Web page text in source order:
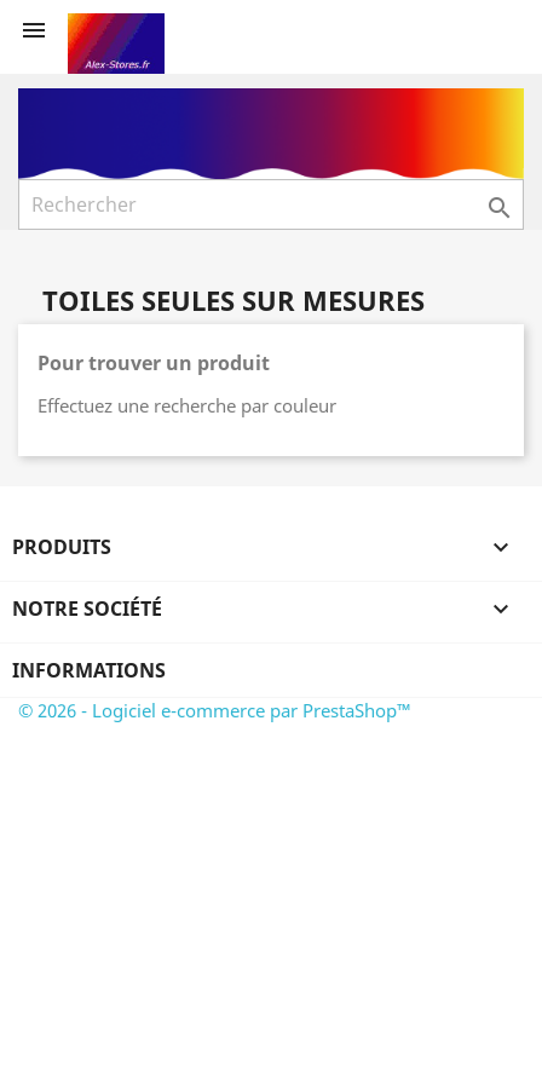


TOILES SEULES SUR MESURES
Pour trouver un produit
Effectuez une recherche par couleur
PRODUITS 
NOTRE SOCIÉTÉ 
INFORMATIONS
© 2026 - Logiciel e-commerce par PrestaShop™